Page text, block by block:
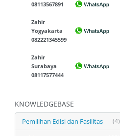
08113567891
Zahir
Yogyakarta
082221345599
Zahir
Surabaya
08117577444
KNOWLEDGEBASE
(4)
Pemilihan Edisi dan Fasilitas